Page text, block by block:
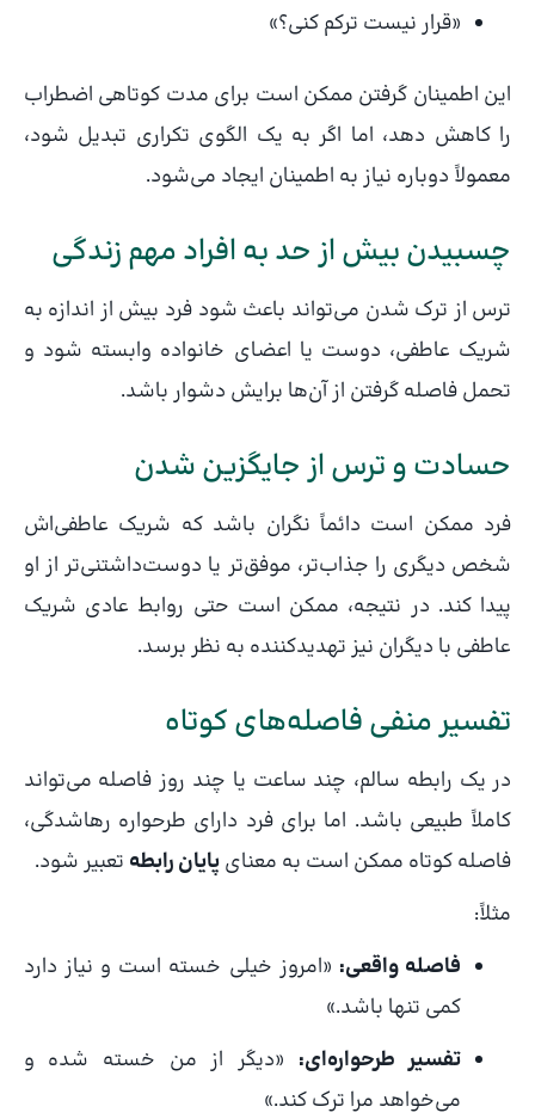
«قرار نیست ترکم کنی؟»
این اطمینان گرفتن ممکن است برای مدت کوتاهی اضطراب
را کاهش دهد، اما اگر به یک الگوی تکراری تبدیل شود،
معمولاً دوباره نیاز به اطمینان ایجاد می‌شود.
چسبیدن بیش از حد به افراد مهم زندگی
ترس از ترک شدن می‌تواند باعث شود فرد بیش از اندازه به
شریک عاطفی، دوست یا اعضای خانواده وابسته شود و
تحمل فاصله گرفتن از آن‌ها برایش دشوار باشد.
حسادت و ترس از جایگزین شدن
فرد ممکن است دائماً نگران باشد که شریک عاطفی‌اش
شخص دیگری را جذاب‌تر، موفق‌تر یا دوست‌داشتنی‌تر از او
پیدا کند. در نتیجه، ممکن است حتی روابط عادی شریک
عاطفی با دیگران نیز تهدیدکننده به نظر برسد.
تفسیر منفی فاصله‌های کوتاه
در یک رابطه سالم، چند ساعت یا چند روز فاصله می‌تواند
کاملاً طبیعی باشد. اما برای فرد دارای طرحواره رهاشدگی،
فاصله کوتاه ممکن است به معنایپایان رابطه تعبیر شود.
مثلاً:
فاصله واقعی: «امروز خیلی خسته است و نیاز دارد
کمی تنها باشد.»
تفسیر طرحواره‌ای: «دیگر از من خسته شده و
می‌خواهد مرا ترک کند.»